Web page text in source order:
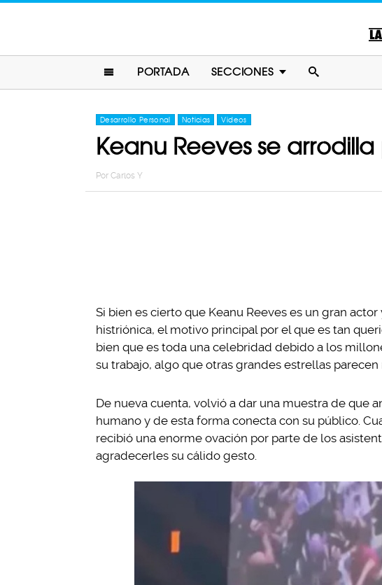
PORTADA SECCIONES
Desarrollo Personal Noticias Videos
Keanu Reeves se
Por Carlos Y
Si bien es cierto que Keanu Reeves es un gran
histriónica, el motivo principal por el que es tan
bien que es toda una celebridad debido a los
su trabajo, algo que otras grandes estrellas
De nueva cuenta, volvió a dar una muestra de que
humano y de esta forma conecta con su público.
recibió una enorme ovación por parte de los
agradecerles su cálido gesto.